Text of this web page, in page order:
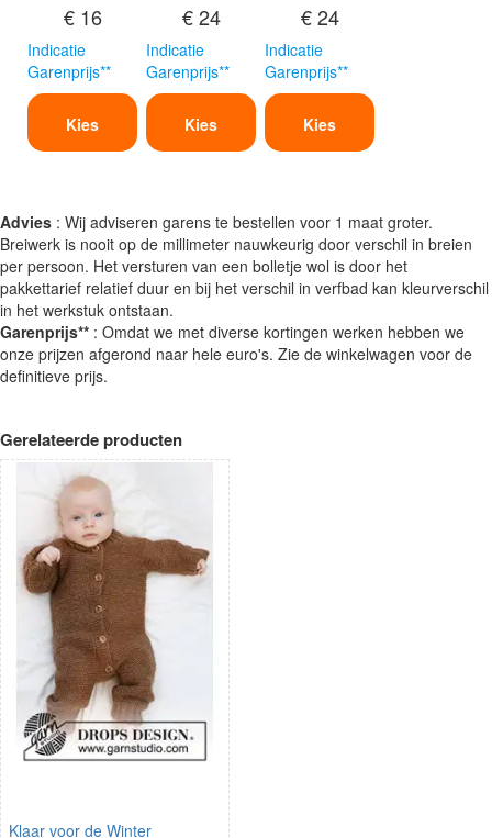
€ 16
Indicatie
Garenprijs**
Kies
€ 24
Indicatie
Garenprijs**
Kies
€ 24
Indicatie
Garenprijs**
Kies
Advies : Wij adviseren garens te bestellen voor 1 maat groter.
Breiwerk is nooit op de millimeter nauwkeurig door verschil in breien
per persoon. Het versturen van een bolletje wol is door het
pakkettarief relatief duur en bij het verschil in verfbad kan kleurverschil
in het werkstuk ontstaan.
Garenprijs** : Omdat we met diverse kortingen werken hebben we
onze prijzen afgerond naar hele euro's. Zie de winkelwagen voor de
definitieve prijs.
Gerelateerde producten
Klaar voor de Winter